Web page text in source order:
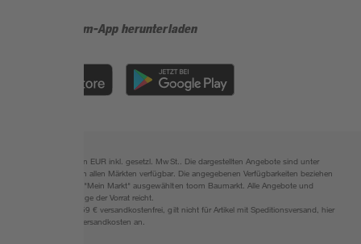
Jetzt die toom-App herunterladen
Alle Preisangaben in EUR inkl. gesetzl. MwSt.. Die dargestellten Angebote sind unter
Umständen nicht in allen Märkten verfügbar. Die angegebenen Verfügbarkeiten beziehen
sich auf den unter "Mein Markt" ausgewählten toom Baumarkt. Alle Angebote und
Produkte nur solange der Vorrat reicht.
*Paketversand ab 59 € versandkostenfrei, gilt nicht für Artikel mit Speditionsversand, hier
fallen zusätzliche Versandkosten an.